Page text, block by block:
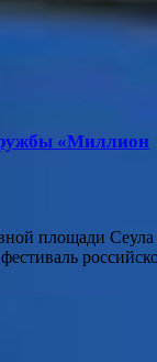
«Миллион
площади Сеула